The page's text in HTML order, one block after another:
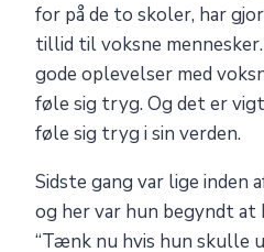
for på de to skoler, har
tillid til voksne
gode oplevelser med
føle sig tryg. Og det er
føle sig tryg i sin verden.
Sidste gang var lige inden
og her var hun begyndt at
“Tænk nu hvis hun skulle